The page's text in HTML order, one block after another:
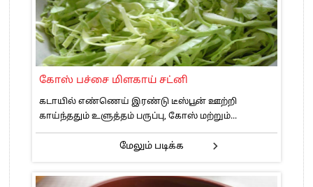
கோஸ் பச்சை மிளகாய் சட்னி
கடாயில் எண்ணெய் இரண்டு டீஸ்பூன் ஊற்றி
காய்ந்ததும் உளுத்தம் பருப்பு, கோஸ் மற்றும்...
மேலும் படிக்க